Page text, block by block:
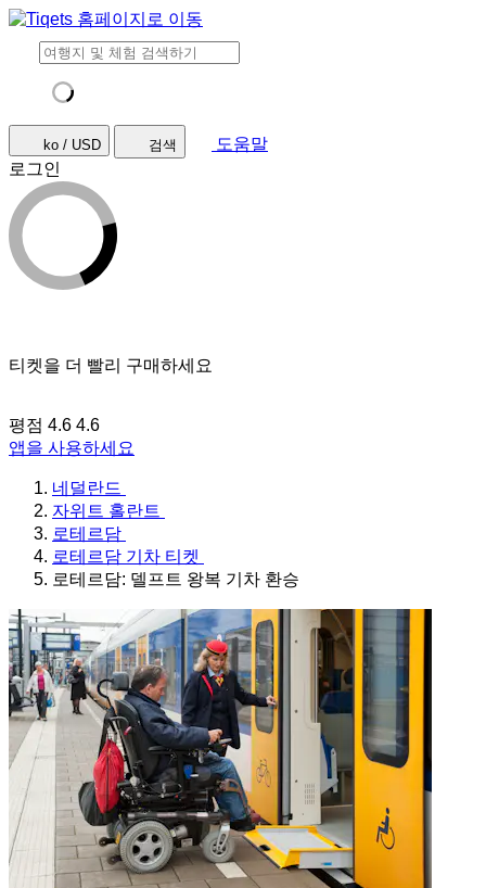
ko / USD 검색
도움말
로그인
티켓을 더 빨리 구매하세요
평점 4.6 4.6
앱을 사용하세요
네덜란드
자위트 홀란트
로테르담
로테르담 기차 티켓
로테르담: 델프트 왕복 기차 환승